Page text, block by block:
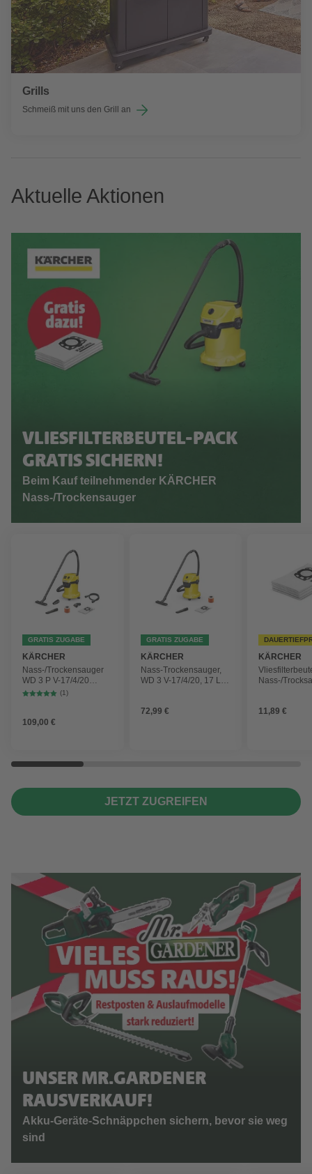
Grills
Schmeiß mit uns den Grill an
Aktuelle Aktionen
VLIESFILTERBEUTEL-PACK
GRATIS SICHERN!
Beim Kauf teilnehmender KÄRCHER
Nass-/Trockensauger
GRATIS ZUGABE
KÄRCHER
Nass-/Trockensauger
WD 3 P V-17/4/20
Workshop mit
(1)
109,00 €
GRATIS ZUGABE
KÄRCHER
Nass-Trockensauger,
WD 3 V-17/4/20, 17 L,
72,99 €
KÄRCHER
Nass-/
4 Stück
11,89 €
JETZT ZUGREIFEN
UNSER MR.GARDENER
RAUSVERKAUF!
Akku-Geräte-Schnäppchen sichern, bevor sie weg
sind